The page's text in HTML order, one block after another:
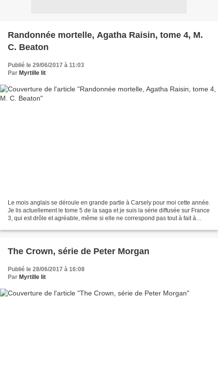
Randonnée mortelle, Agatha Raisin, tome 4, M.
C. Beaton
Publié le 29/06/2017 à 11:03
Par Myrtille lit
Le mois anglais se déroule en grande partie à Carsely pour moi cette année.
Je lis actuellement le tome 5 de la saga et je suis la série diffusée sur France
3, qui est drôle et agréable, même si elle ne correspond pas tout à fait à
The Crown, série de Peter Morgan
Publié le 28/06/2017 à 16:08
Par Myrtille lit